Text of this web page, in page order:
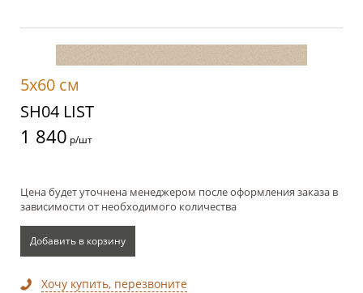
5x60 см
SH04 LIST
1 840 р/шт
Цена будет уточнена менеджером после оформления заказа в
зависимости от необходимого количества
Добавить в корзину
Хочу купить, перезвоните